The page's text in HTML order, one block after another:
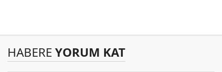
HABERE YORUM KAT